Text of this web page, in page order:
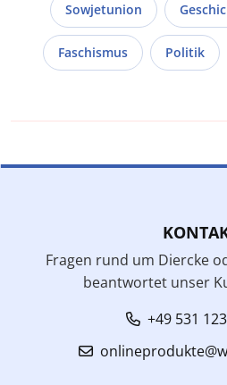
Sowjetunion
Faschismus Politik
Fragen rund um Diercke
beantwortet unser
+49 531